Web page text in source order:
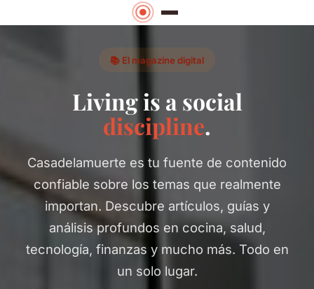
📚 El magazine digital
Living is a social
discipline.
Casadelamuerte es tu fuente de contenido
confiable sobre los temas que realmente
importan. Descubre artículos, guías y
análisis profundos en cocina, salud,
tecnología, finanzas y mucho más. Todo en
un solo lugar.